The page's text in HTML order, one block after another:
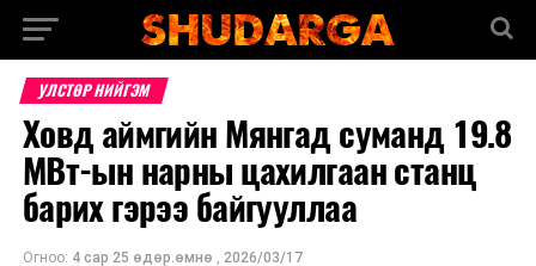
УЛСТӨР НИЙГЭМ
Ховд аймгийн Мянгад суманд 19.8
МВт-ын нарны цахилгаан станц
барих гэрээ байгууллаа
Огноо: 4 сар 25 өдөр.өмнө , 2026/03/17